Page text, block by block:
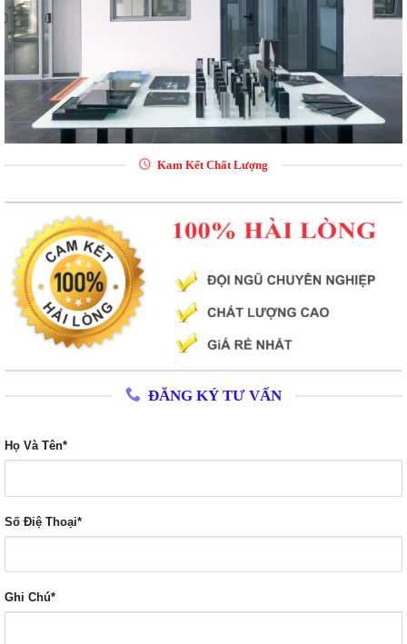
Kam Kết Chất Lượng
ĐĂNG KÝ TƯ VẤN
Họ Và Tên*
Số Điệ Thoại*
Ghi Chú*